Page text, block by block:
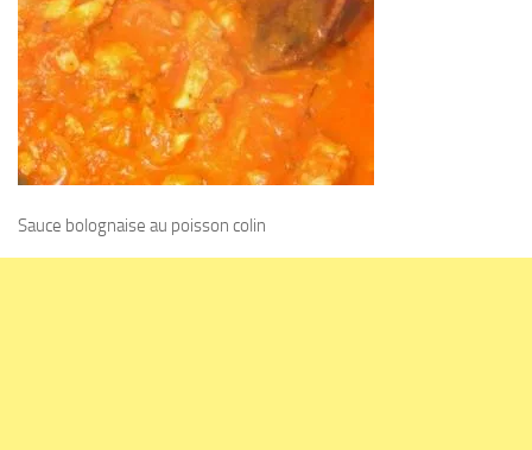
Sauce bolognaise au poisson colin